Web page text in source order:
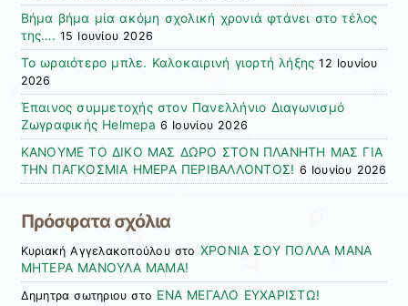
Βήμα βήμα μία ακόμη σχολική χρονιά φτάνει στο τέλος
της…. 15 Ιουνίου 2026
Το ωραιότερο μπλε. Καλοκαιρινή γιορτή λήξης 12 Ιουνίου
2026
Έπαινος συμμετοχής στον Πανελλήνιο Διαγωνισμό
Ζωγραφικής Helmepa 6 Ιουνίου 2026
ΚΑΝΟΥΜΕ ΤΟ ΔΙΚΟ ΜΑΣ ΔΩΡΟ ΣΤΟΝ ΠΛΑΝΗΤΗ ΜΑΣ ΓΙΑ
ΤΗΝ ΠΑΓΚΟΣΜΙΑ ΗΜΕΡΑ ΠΕΡΙΒΑΛΛΟΝΤΟΣ! 6 Ιουνίου 2026
Πρόσφατα σχόλια
Κυριακή Αγγελακοπούλουστο ΧΡΟΝΙΑ ΣΟΥ ΠΟΛΛΑ ΜΑΝΑ
ΜΗΤΕΡΑ ΜΑΝΟΥΛΑ ΜΑΜΑ!
Δημητρα σωτηριου στο ΕΝΑ ΜΕΓΑΛΟ ΕΥΧΑΡΙΣΤΩ!